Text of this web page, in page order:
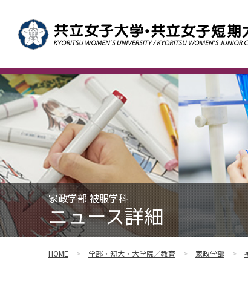
家政学部 被服学科
ニュース詳細
HOME 学部・短大・大学院／教育 家政学部